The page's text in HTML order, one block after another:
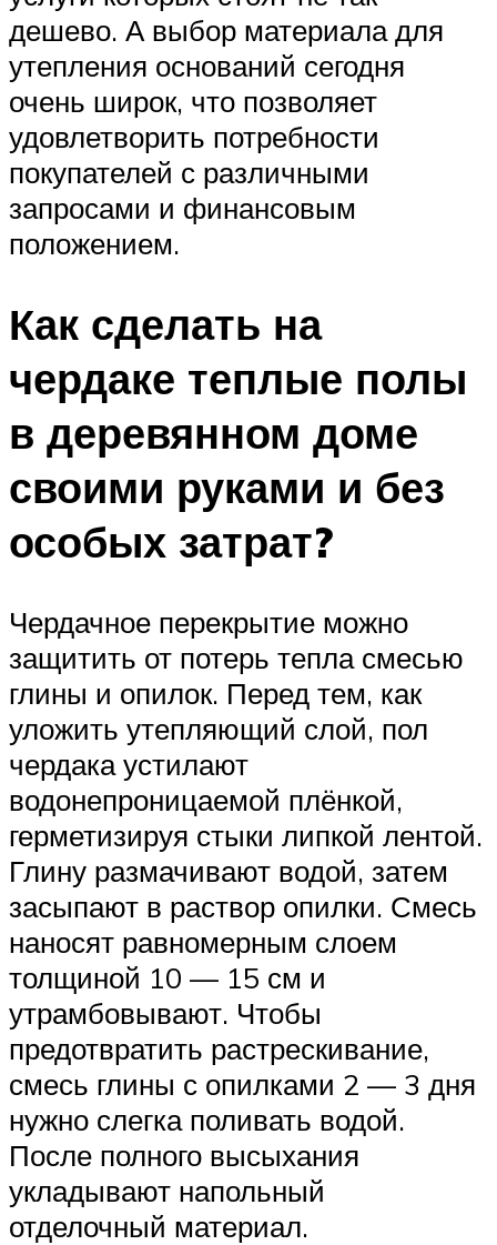
дешево. А выбор материала для
утепления оснований сегодня
очень широк, что позволяет
удовлетворить потребности
покупателей с различными
запросами и финансовым
положением.
Как сделать на
чердаке теплые полы
в деревянном доме
своими руками и без
особых затрат?
Чердачное перекрытие можно
защитить от потерь тепла смесью
глины и опилок. Перед тем, как
уложить утепляющий слой, пол
чердака устилают
водонепроницаемой плёнкой,
герметизируя стыки липкой лентой.
Глину размачивают водой, затем
засыпают в раствор опилки. Смесь
наносят равномерным слоем
толщиной 10 — 15 см и
утрамбовывают. Чтобы
предотвратить растрескивание,
смесь глины с опилками 2 — 3 дня
нужно слегка поливать водой.
После полного высыхания
укладывают напольный
отделочный материал.